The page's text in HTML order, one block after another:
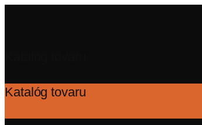
Katalóg tovaru